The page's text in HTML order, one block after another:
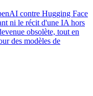
contre Hugging Face
ni le récit d'une IA hors
obsolète, tout en
des modèles de